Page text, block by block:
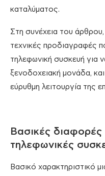
καταλύματος.
Στη συνέχεια του άρθρου,
τεχνικές προδιαγραφές
τηλεφωνική συσκευή για
ξενοδοχειακή μονάδα, και
εύρυθμη λειτουργία της
Βασικές διαφορές
τηλεφωνικές
Βασικό χαρακτηριστικό